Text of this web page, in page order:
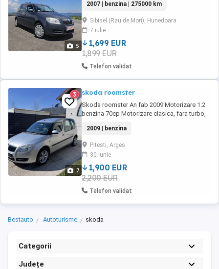
5
tip bricrag, originale, AC, geamuri electrice
fata, abs, asr, air-bags, calculator de bord +
kit schimb ulei + kit toate filtrele + curea
accesorii toate cadou ! (valoare ...
2007 | benzina | 275000 km
Sibisel (Rau de Mori), Hunedoara
7 iulie
1,699 EUR
1,899 EUR
Telefon validat
7
3 skoda roomster
Skoda roomster An fab 2009 Motorizare 1.2
benzina 70cp Motorizare clasica, fara turbo,
AC Geamuri electrice Scaune spate
individuale care se pot scoate (mareste
spatiul portbagajului considerabil) 2 chei
Recent adusa din Germania Nu s-au scos nr
rosii Roti ...
2009 | benzina
Pitesti, Arges
30 iunie
1,900 EUR
2,200 EUR
Telefon validat
Bestauto Autoturisme skoda
Categorii
Județe